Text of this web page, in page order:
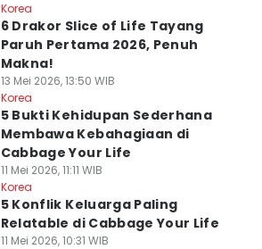
Korea
6 Drakor Slice of Life Tayang
Paruh Pertama 2026, Penuh
Makna!
13 Mei 2026, 13:50 WIB
Korea
5 Bukti Kehidupan Sederhana
Membawa Kebahagiaan di
Cabbage Your Life
11 Mei 2026, 11:11 WIB
Korea
5 Konflik Keluarga Paling
Relatable di Cabbage Your Life
11 Mei 2026, 10:31 WIB